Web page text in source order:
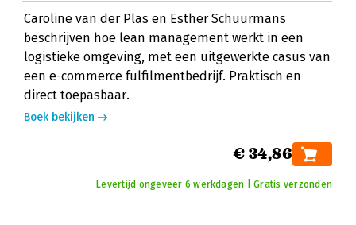
Caroline van der Plas en Esther Schuurmans
beschrijven hoe lean management werkt in een
logistieke omgeving, met een uitgewerkte casus van
een e-commerce fulfilmentbedrijf. Praktisch en
direct toepasbaar.
Boek bekijken
€ 34,86
Levertijd ongeveer 6 werkdagen | Gratis verzonden